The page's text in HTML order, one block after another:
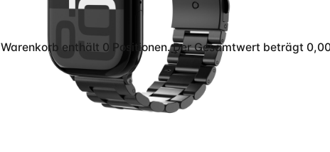
Warenkorb enthält 0 Positionen. Der Gesamtwert beträgt